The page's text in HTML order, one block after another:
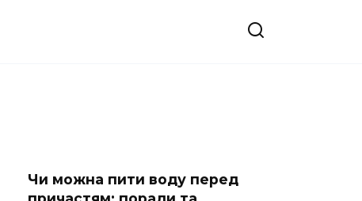
Чи можна пити воду перед